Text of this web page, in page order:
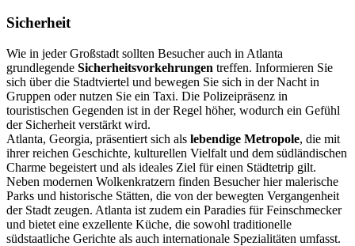
Sicherheit
Wie in jeder Großstadt sollten Besucher auch in Atlanta
grundlegende Sicherheitsvorkehrungen treffen. Informieren Sie
sich über die Stadtviertel und bewegen Sie sich in der Nacht in
Gruppen oder nutzen Sie ein Taxi. Die Polizeipräsenz in
touristischen Gegenden ist in der Regel höher, wodurch ein Gefühl
der Sicherheit verstärkt wird.
Atlanta, Georgia, präsentiert sich als lebendige Metropole, die mit
ihrer reichen Geschichte, kulturellen Vielfalt und dem südländischen
Charme begeistert und als ideales Ziel für einen Städtetrip gilt.
Neben modernen Wolkenkratzern finden Besucher hier malerische
Parks und historische Stätten, die von der bewegten Vergangenheit
der Stadt zeugen. Atlanta ist zudem ein Paradies für Feinschmecker
und bietet eine exzellente Küche, die sowohl traditionelle
südstaatliche Gerichte als auch internationale Spezialitäten umfasst.